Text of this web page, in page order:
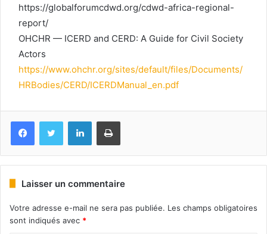
https://globalforumcdwd.org/cdwd-africa-regional-
report/⁠
OHCHR — ICERD and CERD: A Guide for Civil Society
Actors
https://www.ohchr.org/sites/default/files/Documents/
HRBodies/CERD/ICERDManual_en.pdf⁠
FacebookTwitter LinkedinImprimer
Laisser un commentaire
Votre adresse e-mail ne sera pas publiée. Les champs obligatoires
sont indiqués avec *